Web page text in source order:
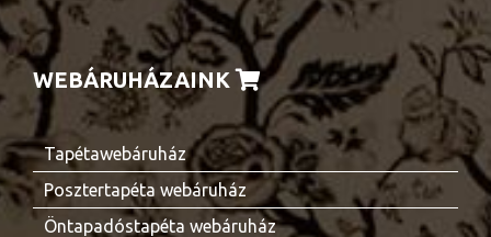
WEBÁRUHÁZAINK
Tapétawebáruház
Posztertapéta webáruház
Öntapadóstapéta webáruház